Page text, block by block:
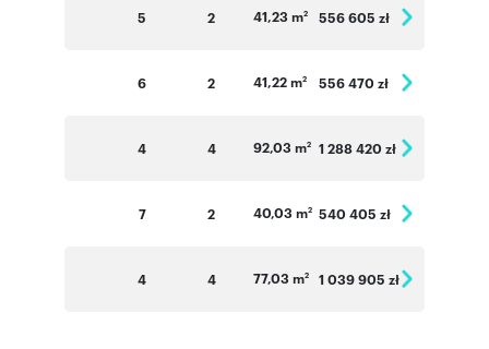
5 2 41,23 m2 556 605 zł
6 2 41,22 m2 556 470 zł
4 4 92,03 m2 1 288 420 zł
7 2 40,03 m2 540 405 zł
4 4 77,03 m2 1 039 905 zł